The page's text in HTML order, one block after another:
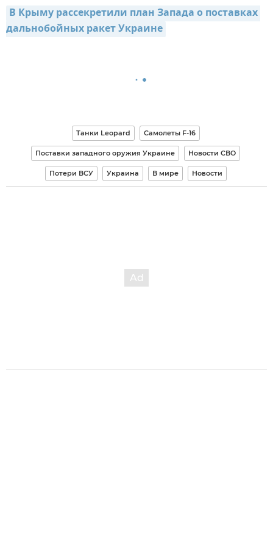
В Крыму рассекретили план Запада о поставках
дальнобойных ракет Украине
Танки Leopard Самолеты F-16
Поставки западного оружия Украине Новости СВО
Потери ВСУ Украина В мире Новости